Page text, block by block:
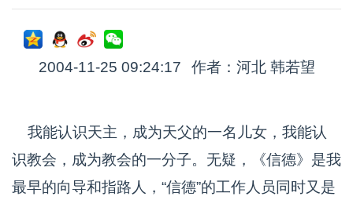
2004-11-25 09:24:17 作者：河北 韩若望
我能认识天主，成为天父的一名儿女，我能认
识教会，成为教会的一分子。无疑，《信德》是我
最早的向导和指路人，“信德”的工作人员同时又是